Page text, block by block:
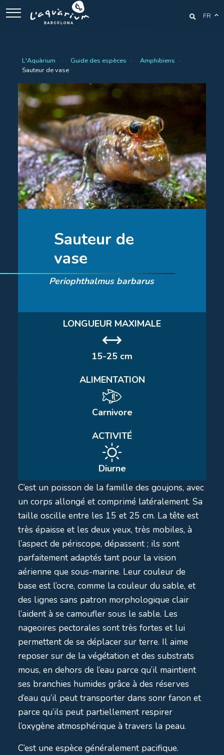
FR
L'Aquàrium Guide des espèces
Amphibiens
Sauteur de vase
Sauteur de
vase
Periophthalmus barbarus
LONGUEUR MAXIMALE
15-25 cm
ALIMENTATION
Carnivore
ACTIVITÉ
Diurne
C’est un poisson de la famille des goujons, avec
un corps allongé et comprimé latéralement. Sa
taille oscille entre les 15 et 25 cm. La tête est
très épaisse et les deux yeux, très mobiles, à
l’aspect de périscope, dépassent ; ils sont
parfaitement adaptés tant pour la vision
aérienne que sous-marine. Leur couleur de
base est l’ocre, comme la couleur du sable, et
des lignes sans patron morphologique clair
l’aident à se camoufler sous le sable. Les
nageoires pectorales sont très fortes et lui
permettent de se déplacer sur terre. Il aime
reposer sur de la végétation et des substrats
mous, en dehors de l’eau parce qu’il maintient
ses branchies humides grâce à des réserves
d’eau qu’il peut transporter dans sonr fanon et
parce qu’ils peut partiellement respirer
l’oxygène atmosphérique à travers la peau.
C’est une espèce généralement pacifique.